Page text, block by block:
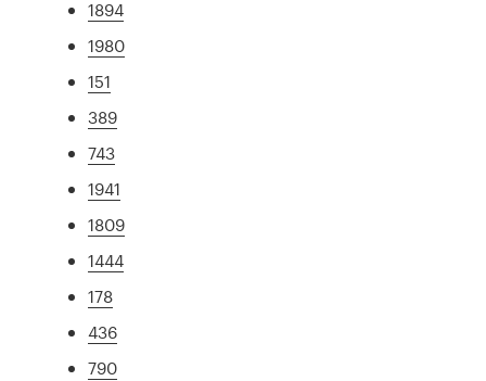
1894
1980
151
389
743
1941
1809
1444
178
436
790